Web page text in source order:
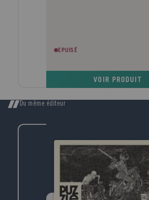
EPUISÉ
VOIR PRODUIT
Du même éditeur